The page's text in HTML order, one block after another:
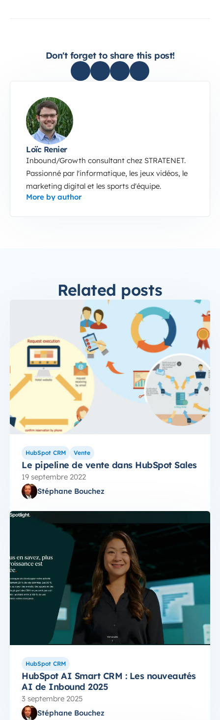
Don't forget to share this post!
Loïc Renier
Inbound/Growth consultant chez STRATENET.
Passionné par l'informatique, les jeux vidéos, le
marketing digital et les sports d'équipe.
More by author
Related posts
HubSpot CRM Vente
Le pipeline de vente dans HubSpot Sales
19 septembre 2022
Stéphane Bouchez
HubSpot CRM
HubSpot AI Smart CRM : Les nouveautés
AI de Inbound 2025
3 septembre 2025
Stéphane Bouchez